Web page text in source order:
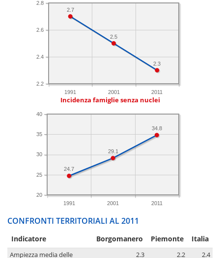
1991 2001 2011
2.2
2.4
2.6
2.8
2.3
2.5
2.7
Incidenza famiglie senza nuclei
1991 2001 2011
20
25
30
35
40
34.8
29.1
24.7
CONFRONTI TERRITORIALI AL 2011
Indicatore Borgomanero Piemonte Italia
Ampiezza media delle
2.3 2.2 2.4